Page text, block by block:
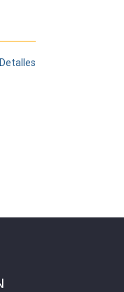
Detalles